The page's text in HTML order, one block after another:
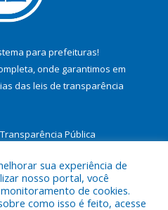
para prefeituras!
onde garantimos em
das leis de transparência
Pública
sua experiência de
nosso portal, você
de cookies.
como isso é feito, acesse